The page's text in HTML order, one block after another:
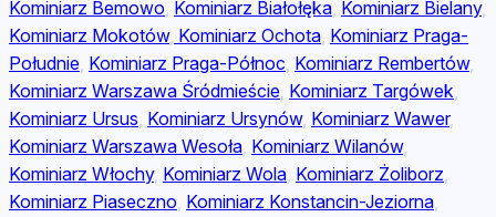
Kominiarz Bemowo, Kominiarz Białołęka, Kominiarz Bielany,
Kominiarz Mokotów, Kominiarz Ochota, Kominiarz Praga-
Południe, Kominiarz Praga-Północ, Kominiarz Rembertów,
Kominiarz Warszawa Śródmieście, Kominiarz Targówek,
Kominiarz Ursus, Kominiarz Ursynów, Kominiarz Wawer,
Kominiarz Warszawa Wesoła, Kominiarz Wilanów,
Kominiarz Włochy, Kominiarz Wola, Kominiarz Żoliborz,
Kominiarz Piaseczno, Kominiarz Konstancin-Jeziorna,